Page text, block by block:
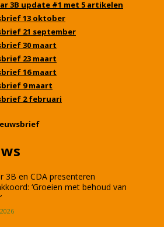
3B update #1 met 5 artikelen
13 oktober
21 september
30 maart
23 maart
16 maart
9 maart
2 februari
3B en CDA presenteren
‘Groeien met behoud van